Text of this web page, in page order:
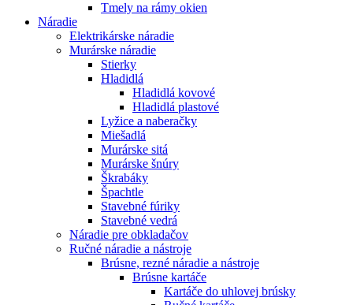
Tmely na rámy okien
Náradie
Elektrikárske náradie
Murárske náradie
Stierky
Hladidlá
Hladidlá kovové
Hladidlá plastové
Lyžice a naberačky
Miešadlá
Murárske sitá
Murárske šnúry
Škrabáky
Špachtle
Stavebné fúriky
Stavebné vedrá
Náradie pre obkladačov
Ručné náradie a nástroje
Brúsne, rezné náradie a nástroje
Brúsne kartáče
Kartáče do uhlovej brúsky